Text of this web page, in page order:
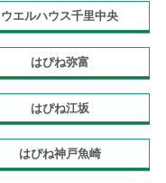
ウエルハウス千里中央
はぴね弥富
はぴね江坂
はぴね神戸魚崎